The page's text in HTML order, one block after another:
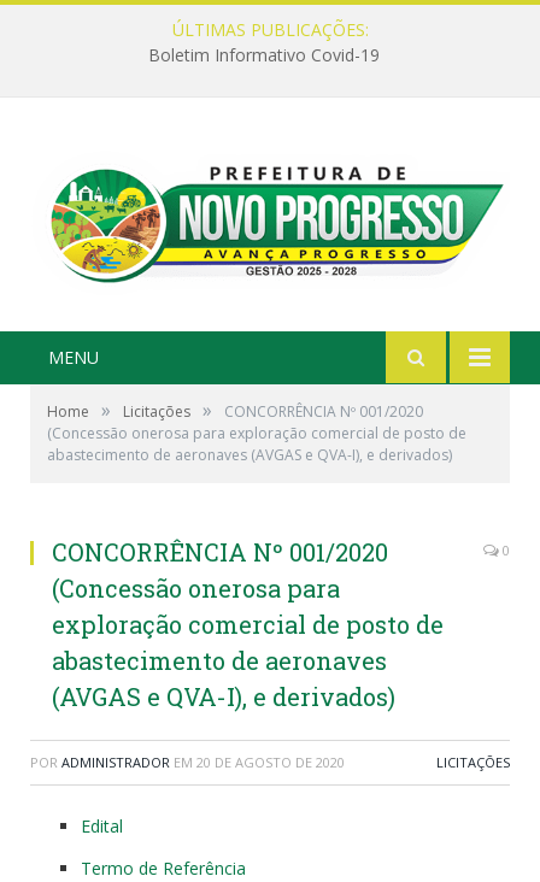
ÚLTIMAS PUBLICAÇÕES:
Boletim Informativo Covid-19
MENU
Home » Licitações »
CONCORRÊNCIA Nº 001/2020
(Concessão onerosa para exploração comercial de posto de
abastecimento de aeronaves (AVGAS e QVA-I), e derivados)
CONCORRÊNCIA Nº 001/2020
(Concessão onerosa para
exploração comercial de posto de
abastecimento de aeronaves
(AVGAS e QVA-I), e derivados)
0
POR ADMINISTRADOR EM 20 DE AGOSTO DE 2020 LICITAÇÕES
Edital
Termo de Referência